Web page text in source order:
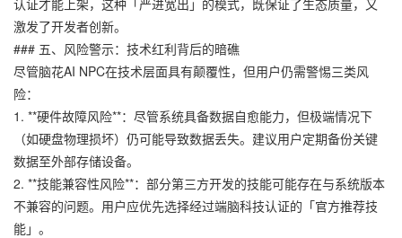
激发了开发者创新。
### 五、风险警示：技术红利背后的暗礁
尽管脑花AI NPC在技术层面具有颠覆性，但用户仍需警惕三类风
险：
1. **硬件故障风险**：尽管系统具备数据自愈能力，但极端情况下
（如硬盘物理损坏）仍可能导致数据丢失。建议用户定期备份关键
数据至外部存储设备。
2. **技能兼容性风险**：部分第三方开发的技能可能存在与系统版本
不兼容的问题。用户应优先选择经过端脑科技认证的「官方推荐技
能」。